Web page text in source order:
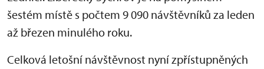
šestém místě s počtem 9 090 návštěvníků za leden
až březen minulého roku.
Celková letošní návštěvnost nyní zpřístupněných